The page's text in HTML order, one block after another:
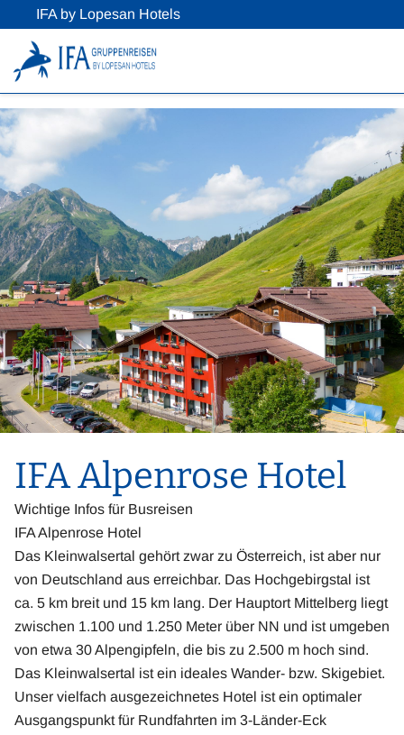
IFA by Lopesan Hotels
IFA Alpenrose Hotel
Wichtige Infos für Busreisen
IFA Alpenrose Hotel
Das Kleinwalsertal gehört zwar zu Österreich, ist aber nur
von Deutschland aus erreichbar. Das Hochgebirgstal ist
ca. 5 km breit und 15 km lang. Der Hauptort Mittelberg liegt
zwischen 1.100 und 1.250 Meter über NN und ist umgeben
von etwa 30 Alpengipfeln, die bis zu 2.500 m hoch sind.
Das Kleinwalsertal ist ein ideales Wander- bzw. Skigebiet.
Unser vielfach ausgezeichnetes Hotel ist ein optimaler
Ausgangspunkt für Rundfahrten im 3-Länder-Eck